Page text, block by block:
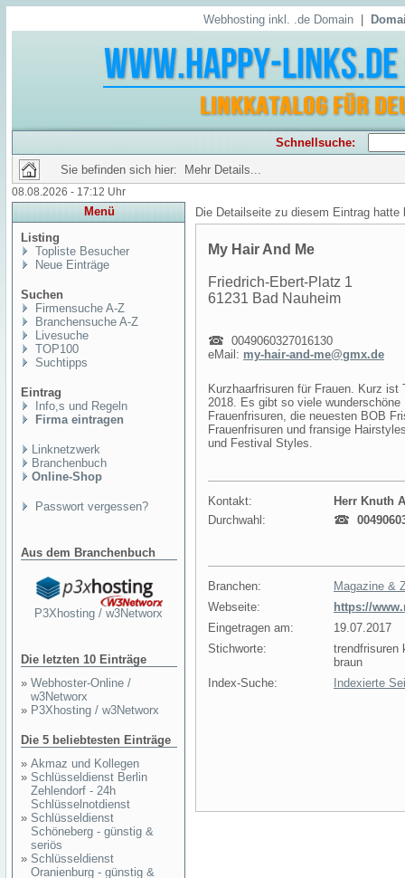
Webhosting inkl. .de Domain
Schnellsuche:
Sie befinden sich hier: Mehr Details...
08.08.2026 - 17:12 Uhr
Menü
Listing
Topliste Besucher
Neue Einträge
Suchen
Firmensuche A-Z
Branchensuche A-Z
Livesuche
TOP100
Suchtipps
Eintrag
Info,s und Regeln
Firma eintragen
Linknetzwerk
Branchenbuch
Online-Shop
Passwort vergessen?
Aus dem Branchenbuch
P3Xhosting / w3Networx
Die letzten 10 Einträge
» Webhoster-Online /
w3Networx
» P3Xhosting / w3Networx
Die 5 beliebtesten Einträge
» Akmaz und Kollegen
» Schlüsseldienst Berlin
Zehlendorf - 24h
Schlüsselnotdienst
» Schlüsseldienst
Schöneberg - günstig &
seriös
» Schlüsseldienst
Oranienburg - günstig &
Die Detailseite zu diesem Eintrag
My Hair And Me
Friedrich-Ebert-Platz 1
61231 Bad Nauheim
0049060327016130
eMail: my-hair-and-me@gmx.de
Kurzhaarfrisuren für Frauen. Kurz
2018. Es gibt so viele
Frauenfrisuren, die neuesten BOB
Frauenfrisuren und fransige
und Festival Styles.
Kontakt:
Herr Knuth
Durchwahl:
Branchen:
Magazine &
Webseite:
https://
Eingetragen am:
19.07.2017
Stichworte:
trendfrisuren
braun
Index-Suche:
Indexierte